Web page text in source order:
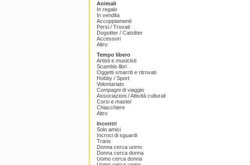
Animali
In regalo
In vendita
Accoppiamenti
Persi / Trovati
Dogsitter / Catsitter
Accessori
Altro
Tempo libero
Artisti e musicisti
Scambio libri
Oggetti smarriti e ritrovati
Hobby / Sport
Volontariato
Compagni di viaggio
Associazioni / Attività culturali
Corsi e master
Chiacchiere
Altro
Incontri
Solo amici
Incroci di sguardi
Trans
Donna cerca uomo
Donna cerca donna
Uomo cerca donna